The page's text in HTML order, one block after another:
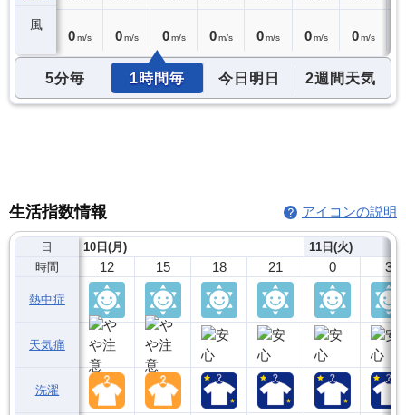
風
0 m/s 0 m/s 0 m/s 0 m/s 0m/s 0 m/s 0 m/s
5分毎 1時間毎 今日明日 2週間天気
生活指数情報 アイコンの説明
日
時間
熱中症
天気痛
洗濯
10日(月)
12 15 18 21
11日(火)
0 3